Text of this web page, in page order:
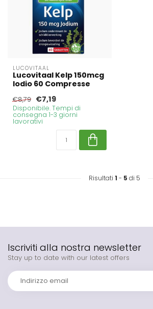
LUCOVITAAL
Lucovitaal Kelp 150mcg
Iodio 60 Compresse
€8,79 €7,19
Disponibile. Tempi di
consegna 1-3 giorni
lavorativi
Risultati 1 - 5 di 5
Iscriviti alla nostra newsletter
Stay up to date with our latest offers